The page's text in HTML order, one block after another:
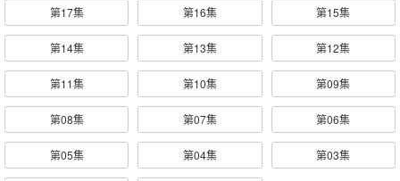
第17集 第16集 第15集
第14集 第13集 第12集
第11集 第10集 第09集
第08集 第07集 第06集
第05集 第04集 第03集